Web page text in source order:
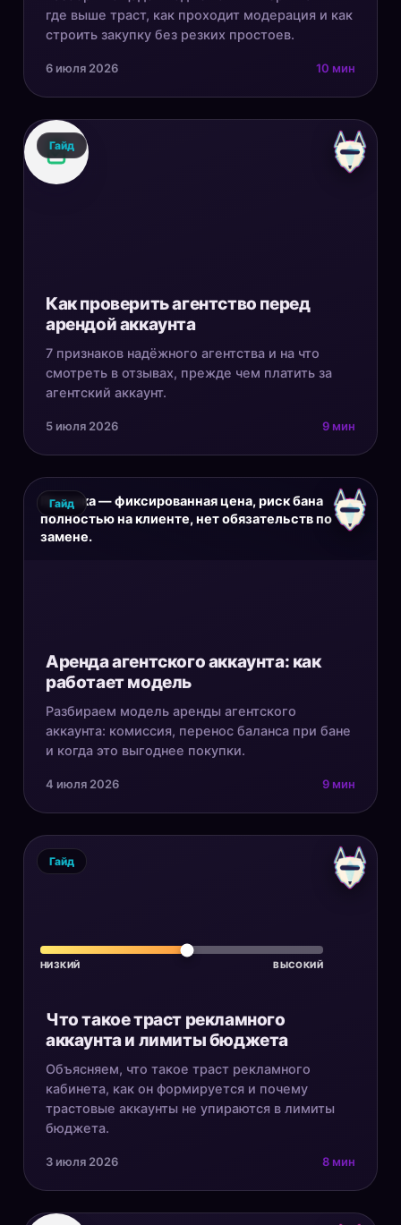
где выше траст, как проходит модерация и как
строить закупку без резких простоев.
6 июля 2026 10 мин
Гайд
Как проверить агентство перед
арендой аккаунта
7 признаков надёжного агентства и на что
смотреть в отзывах, прежде чем платить за
агентский аккаунт.
5 июля 2026 9 мин
Покупка — фиксированная цена, риск бана
полностью на клиенте, нет обязательств по
замене.
Гайд
Аренда агентского аккаунта: как
работает модель
Разбираем модель аренды агентского
аккаунта: комиссия, перенос баланса при бане
и когда это выгоднее покупки.
4 июля 2026 9 мин
НИЗКИЙ ВЫСОКИЙ
Гайд
Что такое траст рекламного
аккаунта и лимиты бюджета
Объясняем, что такое траст рекламного
кабинета, как он формируется и почему
трастовые аккаунты не упираются в лимиты
бюджета.
3 июля 2026 8 мин